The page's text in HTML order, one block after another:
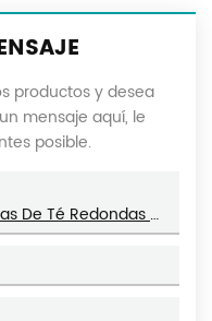
productos y desea
mensaje aquí, le
posible.
Máquina Envasadora De Bolsitas De Té Redondas De Papel De Filtro De 1-5 Gramos DL-LSDP-Y